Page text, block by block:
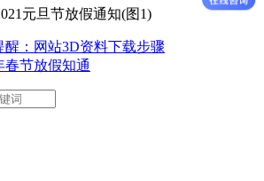
醒：网站3D资料下载步骤
春节放假知通